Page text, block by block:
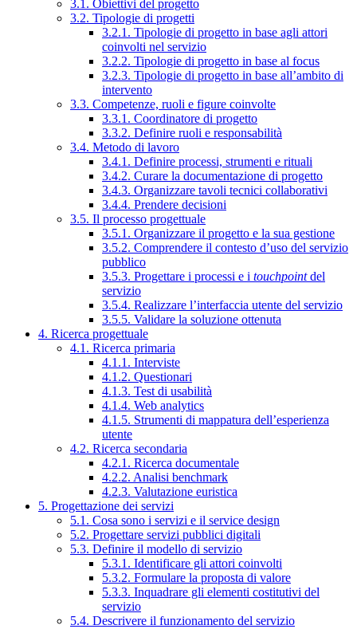
3.1. Obiettivi del progetto
3.2. Tipologie di progetti
3.2.1. Tipologie di progetto in base agli attori
coinvolti nel servizio
3.2.2. Tipologie di progetto in base al focus
3.2.3. Tipologie di progetto in base all’ambito di
intervento
3.3. Competenze, ruoli e figure coinvolte
3.3.1. Coordinatore di progetto
3.3.2. Definire ruoli e responsabilità
3.4. Metodo di lavoro
3.4.1. Definire processi, strumenti e rituali
3.4.2. Curare la documentazione di progetto
3.4.3. Organizzare tavoli tecnici collaborativi
3.4.4. Prendere decisioni
3.5. Il processo progettuale
3.5.1. Organizzare il progetto e la sua gestione
3.5.2. Comprendere il contesto d’uso del servizio
pubblico
3.5.3. Progettare i processi e i touchpointdel
servizio
3.5.4. Realizzare l’interfaccia utente del servizio
3.5.5. Validare la soluzione ottenuta
4. Ricerca progettuale
4.1. Ricerca primaria
4.1.1. Interviste
4.1.2. Questionari
4.1.3. Test di usabilità
4.1.4. Web analytics
4.1.5. Strumenti di mappatura dell’esperienza
utente
4.2. Ricerca secondaria
4.2.1. Ricerca documentale
4.2.2. Analisi benchmark
4.2.3. Valutazione euristica
5. Progettazione dei servizi
5.1. Cosa sono i servizi e il service design
5.2. Progettare servizi pubblici digitali
5.3. Definire il modello di servizio
5.3.1. Identificare gli attori coinvolti
5.3.2. Formulare la proposta di valore
5.3.3. Inquadrare gli elementi costitutivi del
servizio
5.4. Descrivere il funzionamento del servizio